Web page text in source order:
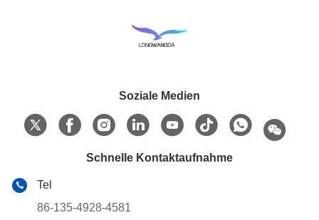
Soziale Medien
Schnelle Kontaktaufnahme
Tel
86-135-4928-4581